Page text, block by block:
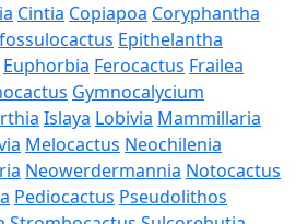
Cintia Copiapoa Coryphantha
Epithelantha
Euphorbia Ferocactus Frailea
Gymnocalycium
Islaya Lobivia Mammillaria
Melocactus Neochilenia
Neowerdermannia Notocactus
Pediocactus Pseudolithos